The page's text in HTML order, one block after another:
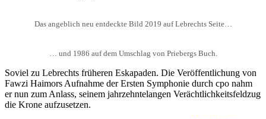
Das angeblich neu entdeckte Bild 2019 auf Lebrechts Seite…
… und 1986 auf dem Umschlag von Priebergs Buch.
Soviel zu Lebrechts früheren Eskapaden. Die Veröffentlichung von
Fawzi Haimors Aufnahme der Ersten Symphonie durch cpo nahm
er nun zum Anlass, seinem jahrzehntelangen Verächtlichkeitsfeldzug
die Krone aufzusetzen.